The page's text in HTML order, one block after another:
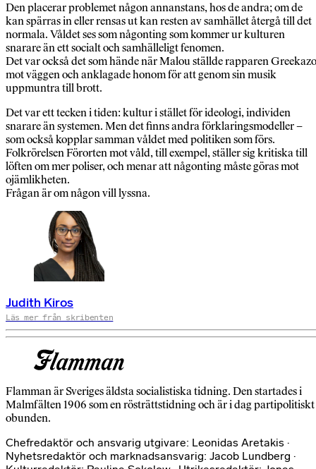
Den placerar problemet någon annanstans, hos de andra; om de
kan spärras in eller rensas ut kan resten av samhället återgå till det
normala. Våldet ses som någonting som kommer ur kulturen
snarare än ett socialt och samhälleligt fenomen.
Det var också det som hände när Malou ställde rapparen Greekazo
mot väggen och anklagade honom för att genom sin musik
uppmuntra till brott.
Det var ett tecken i tiden: kultur i stället för ideologi, individen
snarare än systemen. Men det finns andra förklaringsmodeller –
som också kopplar samman våldet med politiken som förs.
Folkrörelsen Förorten mot våld, till exempel, ställer sig kritiska till
löften om mer poliser, och menar att någonting måste göras mot
ojämlikheten.
Frågan är om någon vill lyssna.
Judith Kiros
Läs mer från skribenten
Flamman är Sveriges äldsta socialistiska tidning. Den startades i
Malmfälten 1906 som en rösträttstidning och är i dag partipolitiskt
obunden.
Chefredaktör och ansvarig utgivare: Leonidas Aretakis ·
Nyhetsredaktör och marknadsansvarig: Jacob Lundberg ·